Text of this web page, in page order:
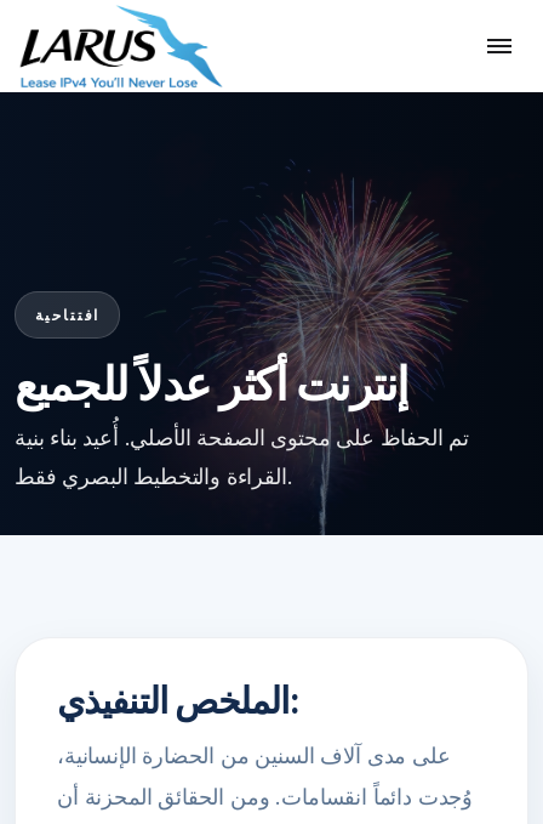
افتتاحية
إنترنت أكثر عدلاً للجميع
تم الحفاظ على محتوى الصفحة الأصلي. أُعيد بناء بنية
القراءة والتخطيط البصري فقط.
الملخص التنفيذي:
على مدى آلاف السنين من الحضارة الإنسانية،
وُجدت دائماً انقسامات. ومن الحقائق المحزنة أن